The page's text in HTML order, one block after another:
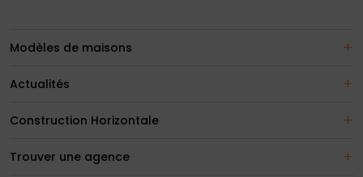
Modèles de maisons
Actualités
Construction Horizontale
Trouver une agence